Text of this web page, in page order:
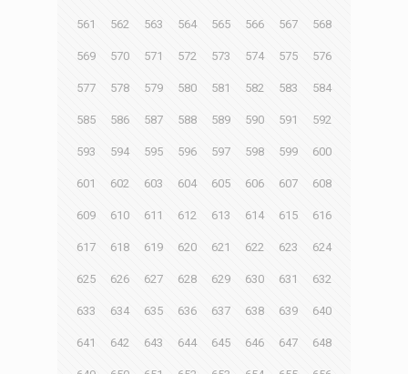
561 562 563 564 565 566 567 568
569 570 571 572 573 574 575 576
577 578 579 580 581 582 583 584
585 586 587 588 589 590 591 592
593 594 595 596 597 598 599 600
601 602 603 604 605 606 607 608
609 610 611 612 613 614 615 616
617 618 619 620 621 622 623 624
625 626 627 628 629 630 631 632
633 634 635 636 637 638 639 640
641 642 643 644 645 646 647 648